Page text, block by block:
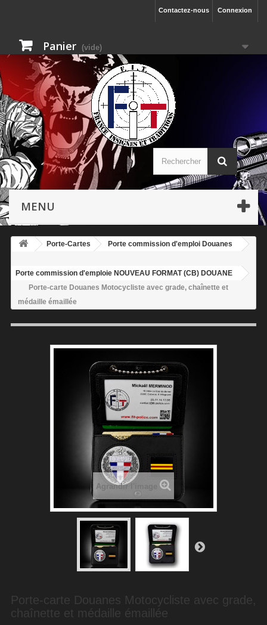
Connexion
Contactez-nous
Panier (vide)
MENU
Porte-Cartes Porte commission d'emploi Douanes
Porte commission d'emploie NOUVEAU FORMAT (CB) DOUANE
Porte-carte Douanes Motocycliste avec grade, chaînette et
médaille émaillée
Agrandir l'image
Porte-carte Douanes Motocycliste avec grade,
chaînette et médaille émaillée